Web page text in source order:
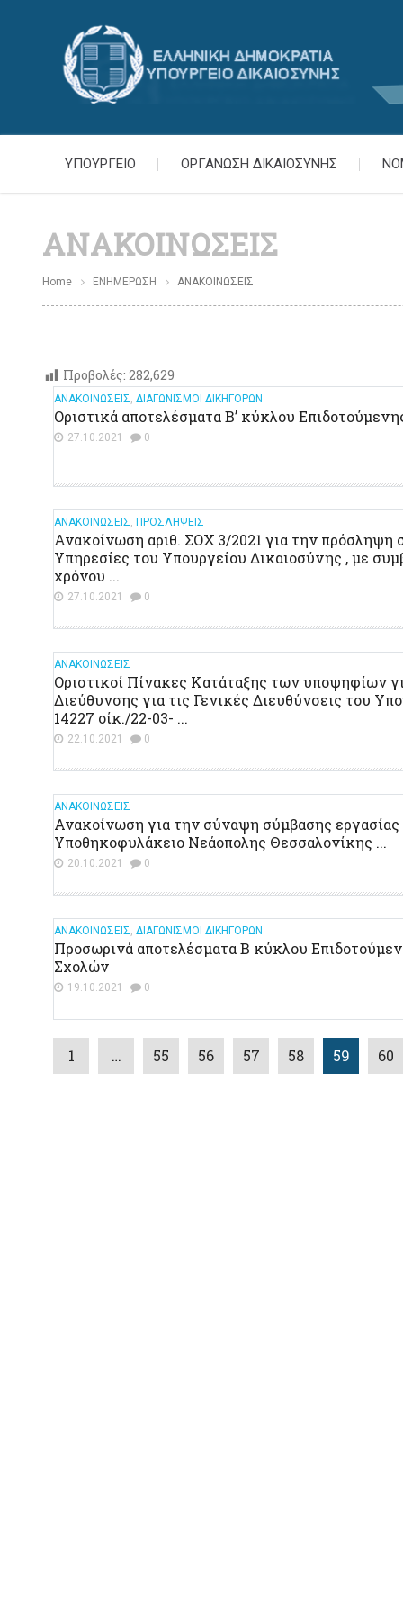
ΥΠΟΥΡΓΕΙΟ ΟΡΓΑΝΩΣΗ ΔΙΚΑΙΟΣΥΝΗΣ
ΑΝΑΚΟΙΝΩΣΕΙΣ
Home ΕΝΗΜΕΡΩΣΗ ΑΝΑΚΟΙΝΩΣΕΙΣ
Προβολές: 282,629
ΑΝΑΚΟΙΝΩΣΕΙΣ ΔΙΑΓΩΝΙΣΜΟΙ ΔΙΚΗΓΟΡΩΝ
Οριστικά αποτελέσματα Β’ κύκλου
27.10.2021 0
ΑΝΑΚΟΙΝΩΣΕΙΣ ΠΡΟΣΛΗΨΕΙΣ
Ανακοίνωση αριθ. ΣΟΧ 3/2021 για την πρόσληψη
Υπηρεσίες του Υπουργείου Δικαιοσύνης , με
χρόνου ...
27.10.2021 0
ΑΝΑΚΟΙΝΩΣΕΙΣ
Οριστικοί Πίνακες Κατάταξης των υποψηφίων
Διεύθυνσης για τις Γενικές Διευθύνσεις του
14227 οίκ./22-03- ...
22.10.2021 0
ΑΝΑΚΟΙΝΩΣΕΙΣ
Ανακοίνωση για την σύναψη σύμβασης
Υποθηκοφυλάκειο Νεάοπολης Θεσσαλονίκης ...
20.10.2021 0
ΑΝΑΚΟΙΝΩΣΕΙΣ ΔΙΑΓΩΝΙΣΜΟΙ ΔΙΚΗΓΟΡΩΝ
Προσωρινά αποτελέσματα Β κύκλου
Σχολών
19.10.2021 0
1 … 55 56 57 58 59 60